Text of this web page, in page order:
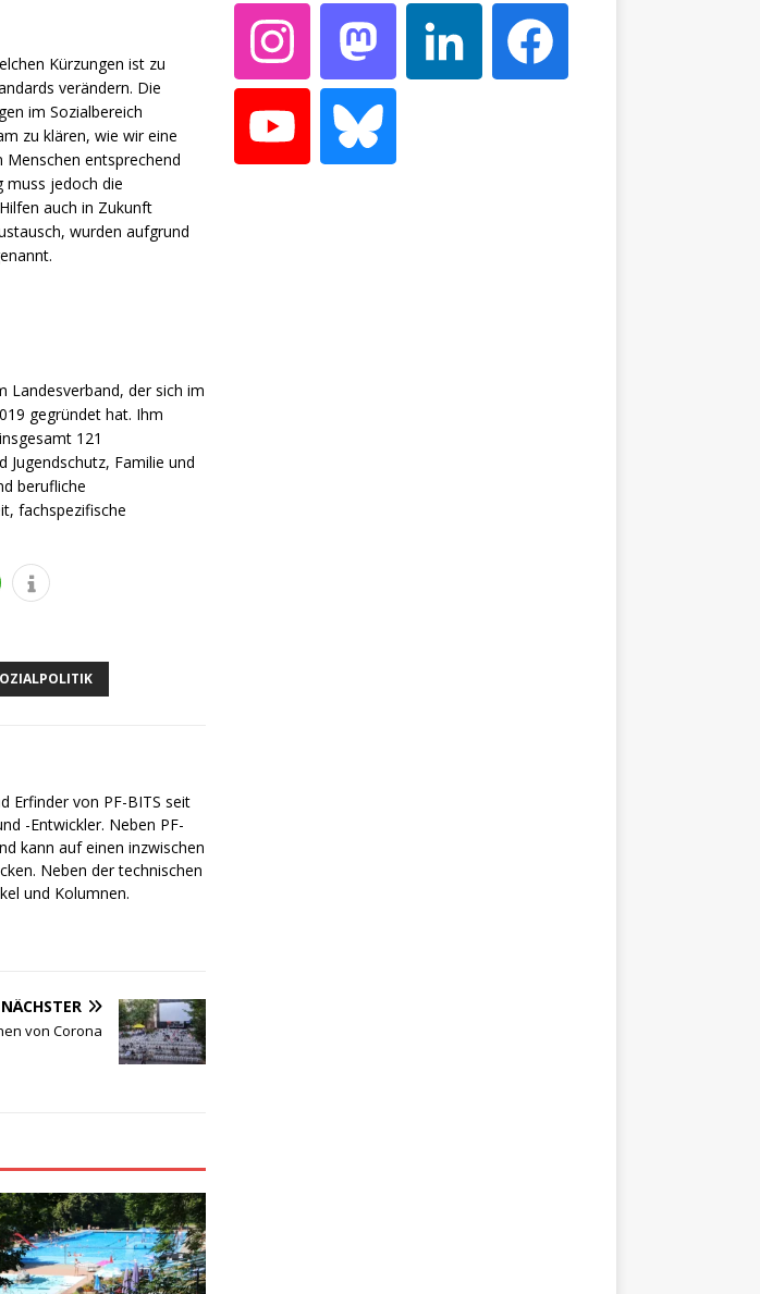
Kürzungen ist zu
verändern. Die
im Sozialbereich
zu klären, wie wir eine
Menschen entsprechend
muss jedoch die
auch in Zukunft
wurden aufgrund
Landesverband, der sich im
gegründet hat. Ihm
121
Familie und
berufliche
fachspezifische
Erfinder von PF-BITS seit
-Entwickler. Neben PF-
kann auf einen inzwischen
Neben der technischen
und Kolumnen.
NÄCHSTER
von Corona